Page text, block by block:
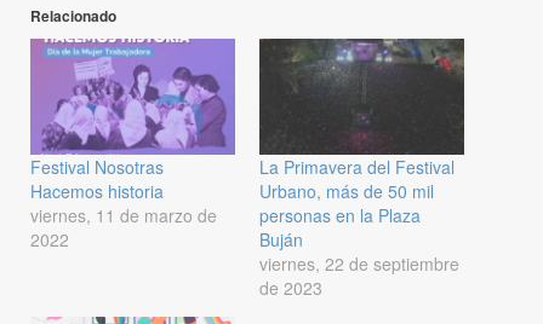
Relacionado
Festival Nosotras
Hacemos historia
viernes, 11 de marzo de
2022
La Primavera del Festival
Urbano, más de 50 mil
personas en la Plaza
Buján
viernes, 22 de septiembre
de 2023